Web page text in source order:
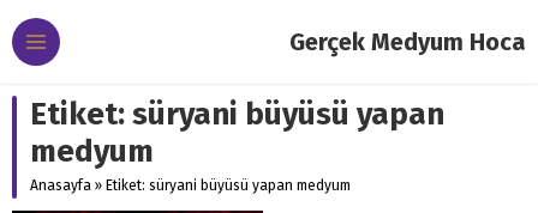
Gerçek Medyum Hoca
Etiket:süryani büyüsü yapan
medyum
Anasayfa » Etiket: süryani büyüsü yapan medyum